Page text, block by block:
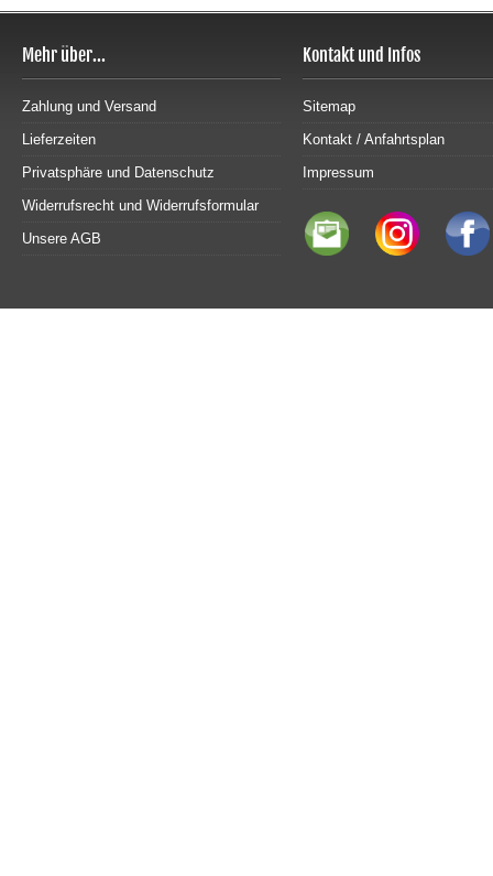
Mehr über...
Zahlung und Versand
Lieferzeiten
Privatsphäre und Datenschutz
Widerrufsrecht und Widerrufsformular
Unsere AGB
Kontakt und Infos
Sitemap
Kontakt / Anfahrtsplan
Impressum